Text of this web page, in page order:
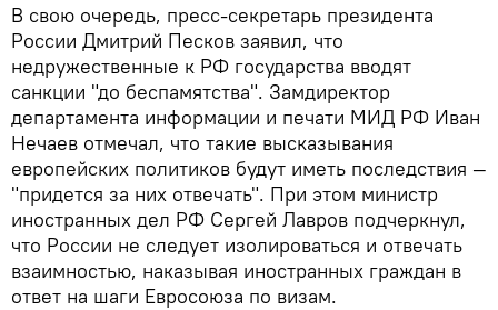
В свою очередь, пресс-секретарь президента
России Дмитрий Песков заявил, что
недружественные к РФ государства вводят
санкции "до беспамятства". Замдиректор
департамента информации и печати МИД РФ Иван
Нечаев отмечал, что такие высказывания
европейских политиков будут иметь последствия —
"придется за них отвечать". При этом министр
иностранных дел РФ Сергей Лавров подчеркнул,
что России не следует изолироваться и отвечать
взаимностью, наказывая иностранных граждан в
ответ на шаги Евросоюза по визам.